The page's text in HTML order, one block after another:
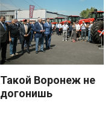
Такой Воронеж не
догонишь